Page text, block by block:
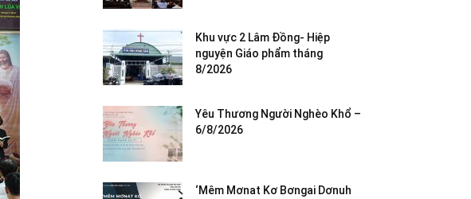
Khu vực 2 Lâm Đồng- Hiệp
nguyện Giáo phẩm tháng
8/2026
Yêu Thương Người Nghèo Khổ –
6/8/2026
‘Mêm Mơnat Kơ Bơngai Dơnuh